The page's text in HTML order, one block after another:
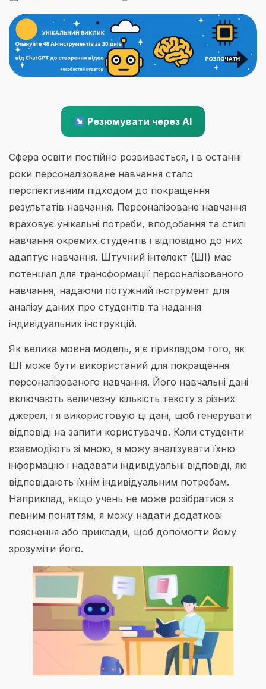
Резюмувати через AI
Сфера освіти постійно розвивається, і в останні
роки персоналізоване навчання стало
перспективним підходом до покращення
результатів навчання. Персоналізоване навчання
враховує унікальні потреби, вподобання та стилі
навчання окремих студентів і відповідно до них
адаптує навчання. Штучний інтелект (ШІ) має
потенціал для трансформації персоналізованого
навчання, надаючи потужний інструмент для
аналізу даних про студентів та надання
індивідуальних інструкцій.
Як велика мовна модель, я є прикладом того, як
ШІ може бути використаний для покращення
персоналізованого навчання. Його навчальні дані
включають величезну кількість тексту з різних
джерел, і я використовую ці дані, щоб генерувати
відповіді на запити користувачів. Коли студенти
взаємодіють зі мною, я можу аналізувати їхню
інформацію і надавати індивідуальні відповіді, які
відповідають їхнім індивідуальним потребам.
Наприклад, якщо учень не може розібратися з
певним поняттям, я можу надати додаткові
пояснення або приклади, щоб допомогти йому
зрозуміти його.